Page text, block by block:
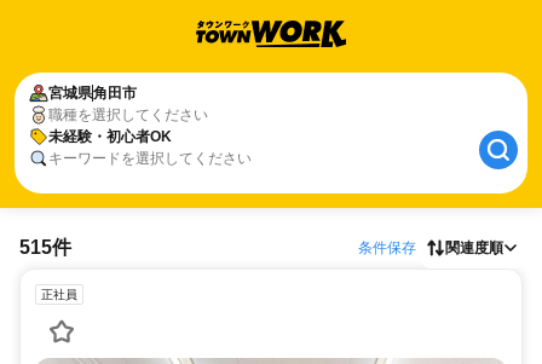
宮城県角田市
職種を選択してください
未経験・初心者OK
キーワードを選択してください
515件 条件保存 関連度順
正社員